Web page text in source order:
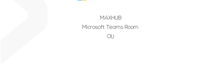
MAXHUB
Microsoft Teams Room
OU